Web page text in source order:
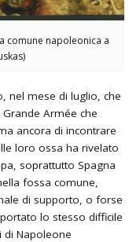
comune napoleonica a
nel mese di luglio, che
Armée che
ancora di incontrare
loro ossa ha rivelato
soprattutto Spagna
fossa comune,
di supporto, o forse
lo stesso difficile
di Napoleone